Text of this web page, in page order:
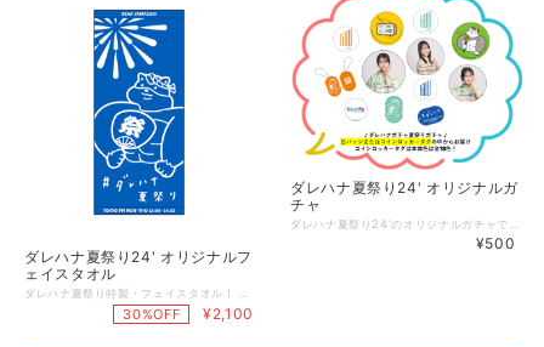
ダレハナ夏祭り24' オリジナルフ
ェイスタオル
30%OFF ¥2,100
ダレハナ夏祭り24' オリジナルガ
チャ
¥500